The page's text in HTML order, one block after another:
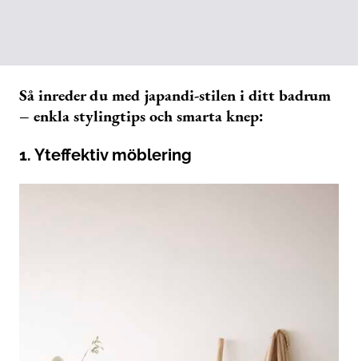
Så inreder du med japandi-stilen i ditt badrum
– enkla stylingtips och smarta knep:
1. Yteffektiv möblering